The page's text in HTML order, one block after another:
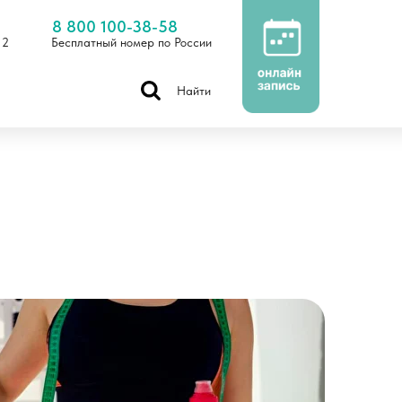
8 800 100-38-58
Бесплатный номер по России
Найти